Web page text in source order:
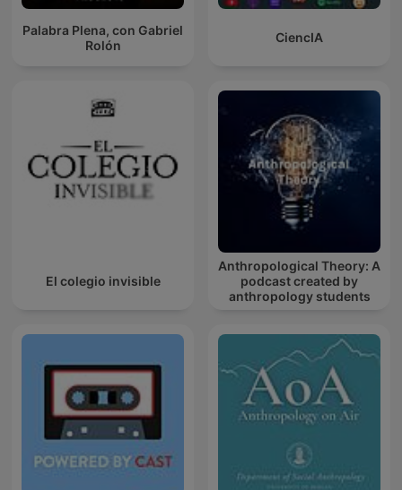
Palabra Plena, con Gabriel
Rolón
CiencIA
El colegio invisible
Anthropological Theory: A
podcast created by
anthropology students